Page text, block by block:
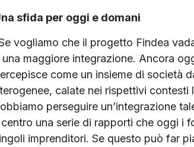
sfida per oggi e domani
vogliamo che il progetto Findea
una maggiore integrazione. Ancora
come un insieme di società
calate nei rispettivi contesti
perseguire un’integrazione
una serie di rapporti che oggi i
imprenditori. Se questo può far